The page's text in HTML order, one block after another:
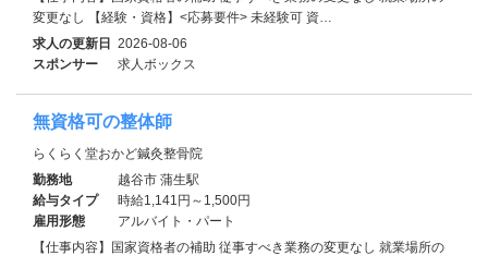
変更なし 【経験・資格】<応募要件> 未経験可 資…
求人の更新日 2026-08-06
スポンサー
求人ボックス
無資格可の整体師
らくらく堂おかど鍼灸整骨院
勤務地
越谷市 蒲生駅
給与タイプ
時給1,141円～1,500円
雇用形態
アルバイト・パート
【仕事内容】国家資格者の補助 従事すべき業務の変更なし 就業場所の